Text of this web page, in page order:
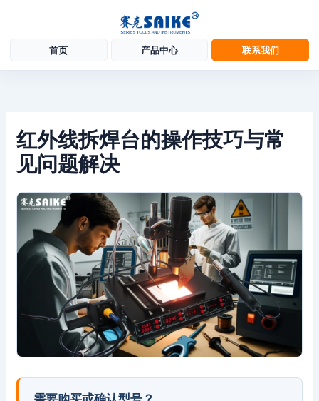
首页 产品中心 联系我们
红外线拆焊台的操作技巧与常
见问题解决